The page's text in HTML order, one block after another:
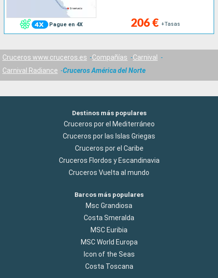
Pague en 4X 206 € +Tasas
Cruceros www.cruceros.es Compañías
Carnival
Carnival Radiance
Cruceros América del Norte
Destinos más populares
Cruceros por el Mediterráneo
Cruceros por las Islas Griegas
Cruceros por el Caribe
Cruceros Flordos y Escandinavia
Cruceros Vuelta al mundo
Barcos más populares
Msc Grandiosa
Costa Smeralda
MSC Euribia
MSC World Europa
Icon of the Seas
Costa Toscana